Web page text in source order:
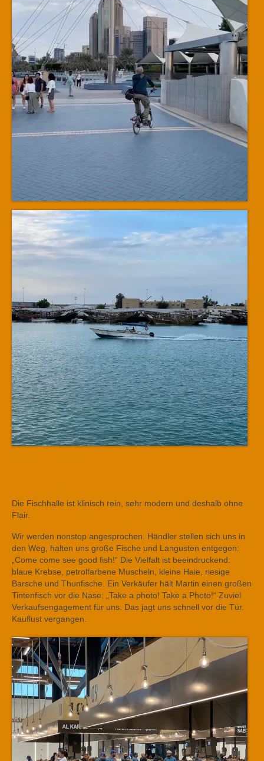
Die Fischhalle ist klinisch rein, sehr modern und deshalb ohne
Flair.
Wir werden nonstop angesprochen. Händler stellen sich uns in
den Weg, halten uns große Fische und Langusten entgegen:
„Come come see good fish!“ Die Vielfalt ist beeindruckend:
blaue Krebse, petrolfarbene Muscheln, kleine Haie, riesige
Barsche und Thunfische. Ein Verkäufer hält Martin einen großen
Tintenfisch vor die Nase: „Take a photo! Take a Photo!“ Zuviel
Verkaufsengagement für uns. Das jagt uns schnell vor die Tür.
Kauflust vergangen.